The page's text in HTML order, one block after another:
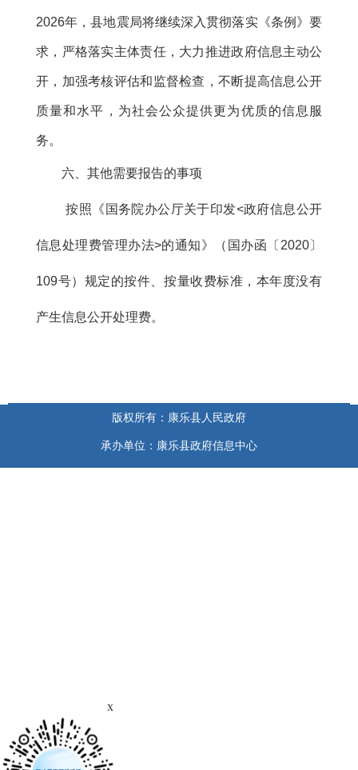
2026年，县地震局将继续深入贯彻落实《条例》要
求，严格落实主体责任，大力推进政府信息主动公
开，加强考核评估和监督检查，不断提高信息公开
质量和水平，为社会公众提供更为优质的信息服
务。
六、其他需要报告的事项
按照《国务院办公厅关于印发<政府信息公开
信息处理费管理办法>的通知》（国办函〔2020〕
109号）规定的按件、按量收费标准，本年度没有
产生信息公开处理费。
版权所有：康乐县人民政府
承办单位：康乐县政府信息中心
x